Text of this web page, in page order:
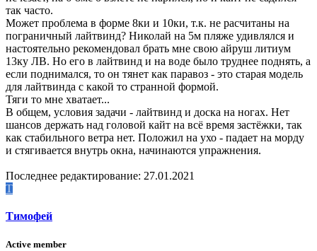
так часто.
Может проблема в форме 8ки и 10ки, т.к. не расчитаны на
пограничный лайтвинд? Николай на 5м пляже удивлялся и
настоятельно рекомендовал брать мне свою айруш литиум
13ку ЛВ. Но его в лайтвинд и на воде было труднее поднять, а
если поднимался, то он тянет как паравоз - это старая модель
для лайтвинда с какой то странной формой.
Тяги то мне хватает...
В общем, условия задачи - лайтвинд и доска на ногах. Нет
шансов держать над головой кайт на всё время застёжки, так
как стабильного ветра нет. Положил на ухо - падает на морду
и стягивается внутрь окна, начинаются упражнения.
Последнее редактирование: 27.01.2021
Т
Тимофей
Active member